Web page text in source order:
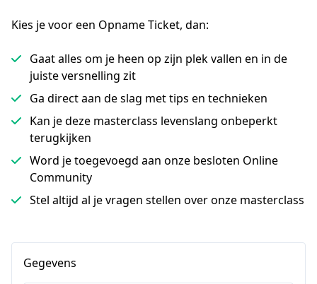
Kies je voor een Opname Ticket, dan:
Gaat alles om je heen op zijn plek vallen en in de
juiste versnelling zit
Ga direct aan de slag met tips en technieken
Kan je deze masterclass levenslang onbeperkt
terugkijken
Word je toegevoegd aan onze besloten Online
Community
Stel altijd al je vragen stellen over onze masterclass
Gegevens